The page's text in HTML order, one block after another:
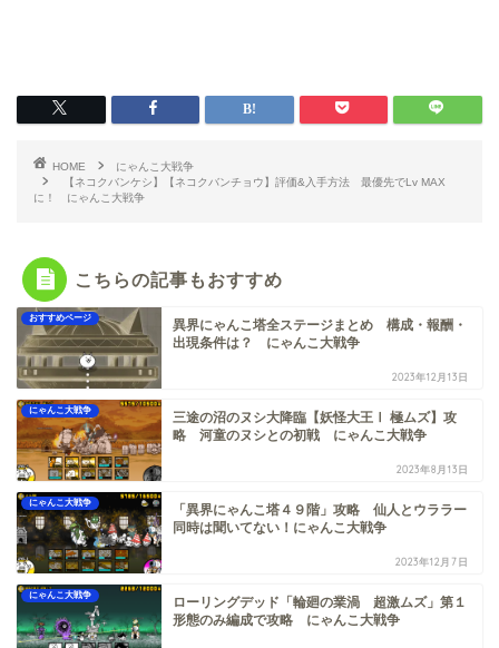
HOME
にゃんこ大戦争
【ネコクバンケシ】【ネコクバンチョウ】評価&入手方法 最優先でLv MAX
に！ にゃんこ大戦争
こちらの記事もおすすめ
おすすめページ
異界にゃんこ塔全ステージまとめ 構成・報酬・
出現条件は？ にゃんこ大戦争
2023年12月13日
にゃんこ大戦争
三途の沼のヌシ大降臨【妖怪大王Ⅰ 極ムズ】攻
略 河童のヌシとの初戦 にゃんこ大戦争
2023年8月13日
にゃんこ大戦争
「異界にゃんこ塔４９階」攻略 仙人とウララー
同時は聞いてない！にゃんこ大戦争
2023年12月7日
にゃんこ大戦争
ローリングデッド「輪廻の業渦 超激ムズ」第１
形態のみ編成で攻略 にゃんこ大戦争